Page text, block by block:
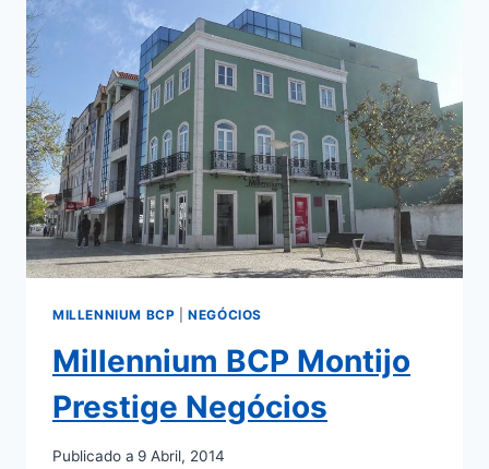
MILLENNIUM BCP |NEGÓCIOS
Millennium BCP Montijo
Prestige Negócios
Publicado a 9 Abril, 2014